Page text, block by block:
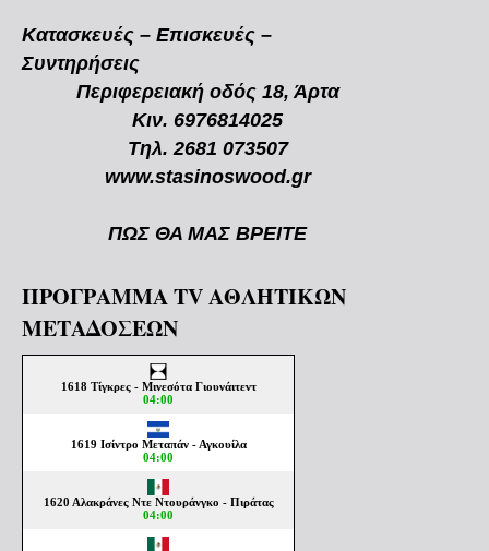
Κατασκευές – Επισκευές –
Συντηρήσεις
Περιφερειακή οδός 18, Άρτα
Κιν. 6976814025
Τηλ. 2681 073507
www.stasinoswood.gr
ΠΩΣ ΘΑ ΜΑΣ ΒΡΕΙΤΕ
ΠΡΟΓΡΑΜΜΑ TV ΑΘΛΗΤΙΚΩΝ
ΜΕΤΑΔΟΣΕΩΝ